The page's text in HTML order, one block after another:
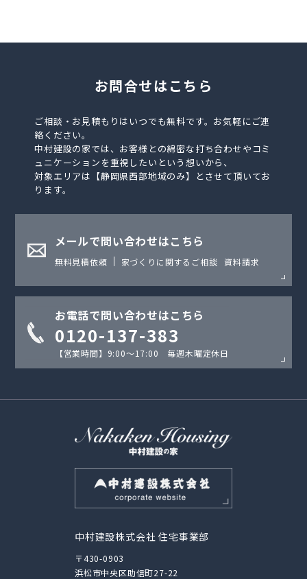
お問合せはこちら
ご相談・お見積もりはいつでも無料です。お気軽にご連
絡ください。
中村建設の家では、お客様との綿密な打ち合わせやコミ
ュニケーションを重視したいという想いから、
対象エリアは【静岡県西部地域のみ】とさせて頂いてお
ります。
メールで問い合わせはこちら
無料見積依頼 家づくりに関するご相談 資料請求
お電話で問い合わせはこちら
0120-137-383
【営業時間】9:00〜17:00 毎週木曜定休日
中村建設株式会社 住宅事業部
〒430-0903
浜松市中央区助信町27-22